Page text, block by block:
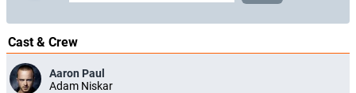
Cast & Crew
Aaron Paul
Adam Niskar